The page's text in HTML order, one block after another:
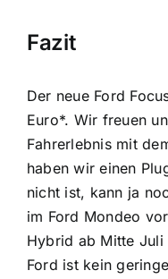
Fazit
Der neue Ford
Euro*. Wir freuen
Fahrerlebnis mit
haben wir einen
nicht ist, kann ja
im Ford Mondeo
Hybrid ab Mitte Juli
Ford ist kein